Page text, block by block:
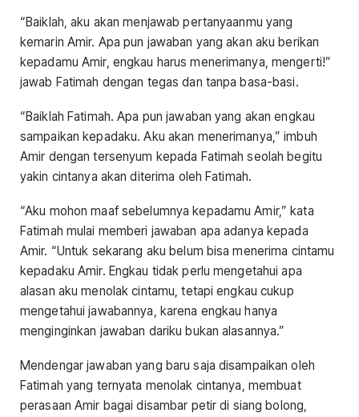
“Baiklah, aku akan menjawab pertanyaanmu yang
kemarin Amir. Apa pun jawaban yang akan aku berikan
kepadamu Amir, engkau harus menerimanya, mengerti!”
jawab Fatimah dengan tegas dan tanpa basa-basi.
“Baiklah Fatimah. Apa pun jawaban yang akan engkau
sampaikan kepadaku. Aku akan menerimanya,” imbuh
Amir dengan tersenyum kepada Fatimah seolah begitu
yakin cintanya akan diterima oleh Fatimah.
“Aku mohon maaf sebelumnya kepadamu Amir,” kata
Fatimah mulai memberi jawaban apa adanya kepada
Amir. “Untuk sekarang aku belum bisa menerima cintamu
kepadaku Amir. Engkau tidak perlu mengetahui apa
alasan aku menolak cintamu, tetapi engkau cukup
mengetahui jawabannya, karena engkau hanya
menginginkan jawaban dariku bukan alasannya.”
Mendengar jawaban yang baru saja disampaikan oleh
Fatimah yang ternyata menolak cintanya, membuat
perasaan Amir bagai disambar petir di siang bolong,